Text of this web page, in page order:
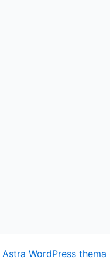
Astra WordPress thema